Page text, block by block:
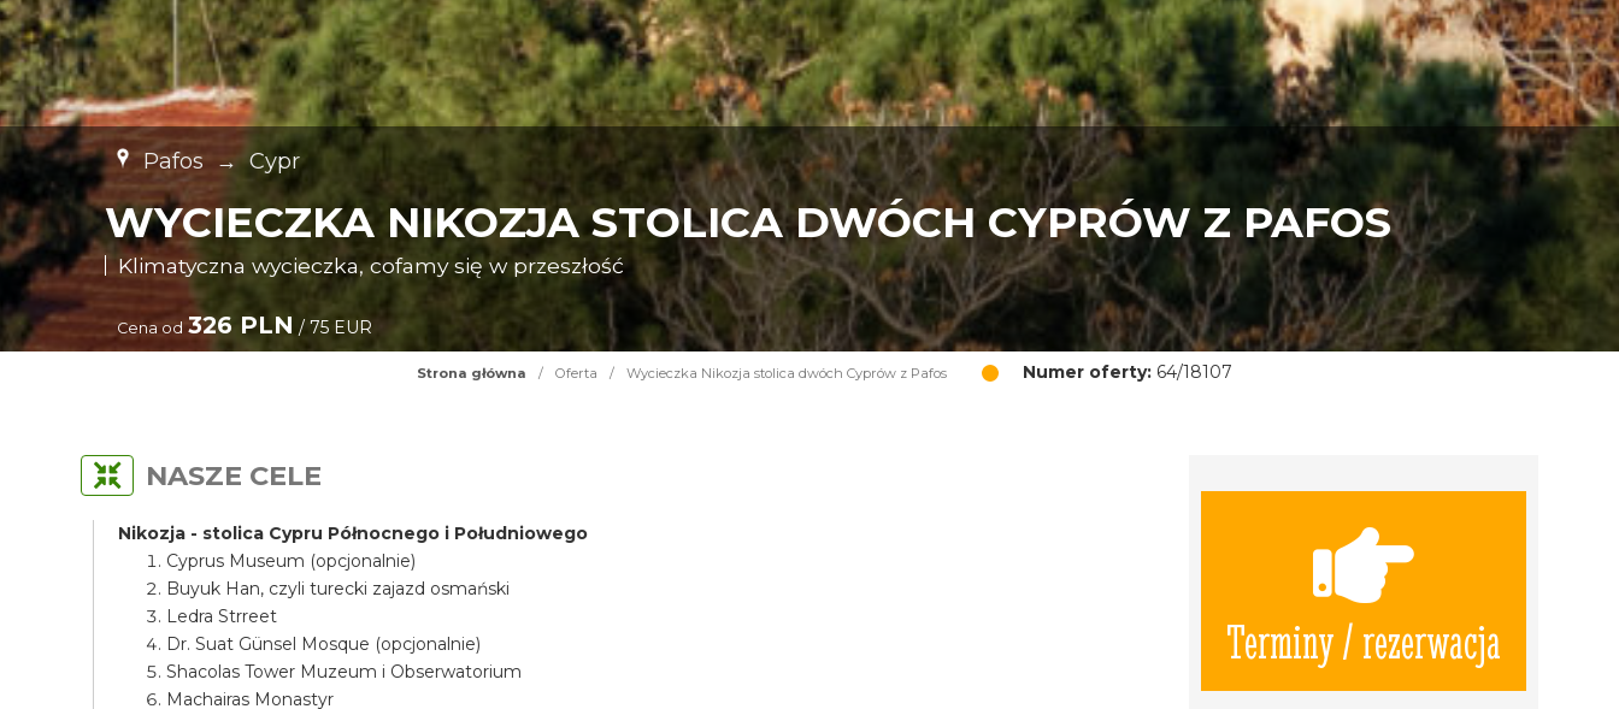
Pafos → Cypr
WYCIECZKA NIKOZJA STOLICA DWÓCH CYPRÓW Z PAFOS
Klimatyczna wycieczka, cofamy się w przeszłość
Cena od 326 PLN / 75 EUR
Strona główna / Oferta / Wycieczka Nikozja stolica dwóch Cyprów z Pafos Numer oferty: 64/18107
Terminy / rezerwacja
NASZE CELE
Nikozja - stolica Cypru Północnego i Południowego
Cyprus Museum (opcjonalnie)
Buyuk Han, czyli turecki zajazd osmański
Ledra Strreet
Dr. Suat Günsel Mosque (opcjonalnie)
Shacolas Tower Muzeum i Obserwatorium
Machairas Monastyr